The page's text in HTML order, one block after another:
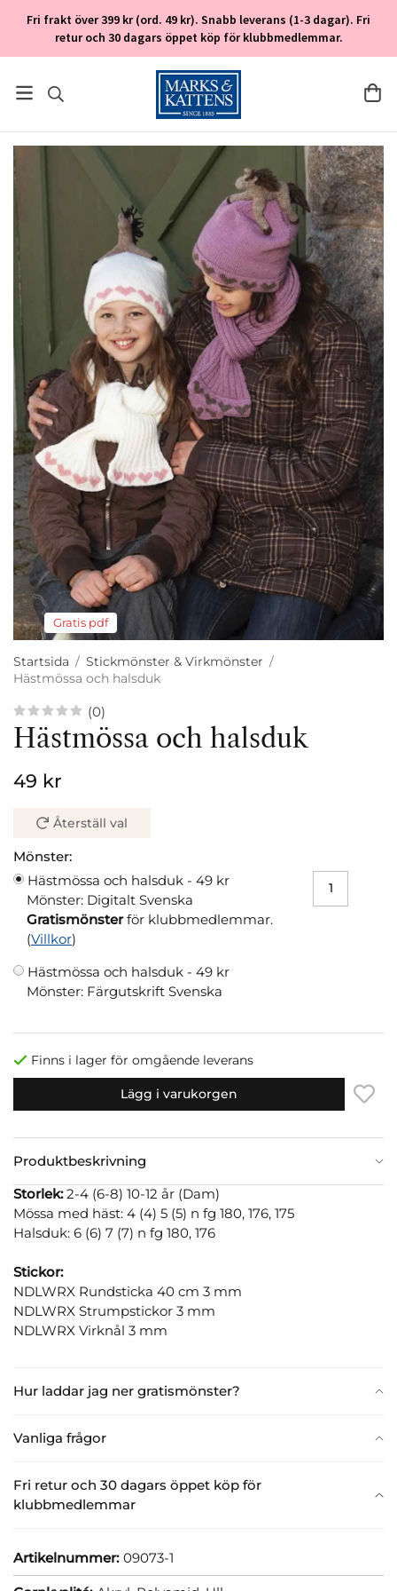
Fri frakt över 399 kr (ord. 49 kr). Snabb leverans (1-3 dagar). Fri
retur och 30 dagars öppet köp för klubbmedlemmar.
Gratis pdf
Startsida / Stickmönster & Virkmönster /
Hästmössa och halsduk
(0)
Hästmössa och halsduk
49 kr
Återställ val
Mönster:
Hästmössa och halsduk - 49 kr
Mönster: Digitalt Svenska
Gratismönsterför klubbmedlemmar.
(Villkor)
Hästmössa och halsduk - 49 kr
Mönster: Färgutskrift Svenska
Finns i lager för omgående leverans
Lägg i varukorgen
Produktbeskrivning
Hur laddar jag ner gratismönster?
Vanliga frågor
Fri retur och 30 dagars öppet köp för
klubbmedlemmar
Storlek: 2-4 (6-8) 10-12 år (Dam)
Mössa med häst: 4 (4) 5 (5) n fg 180, 176, 175
Halsduk: 6 (6) 7 (7) n fg 180, 176
Stickor:
NDLWRX Rundsticka 40 cm 3 mm
NDLWRX Strumpstickor 3 mm
NDLWRX Virknål 3 mm
Artikelnummer: 09073-1